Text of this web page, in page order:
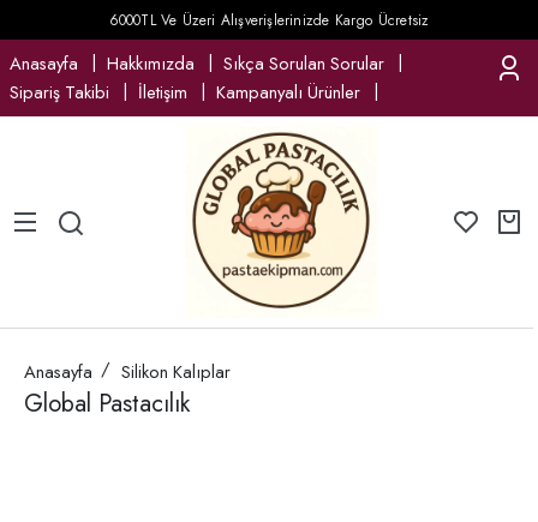
6000TL Ve Üzeri Alışverişlerinizde Kargo Ücretsiz
Anasayfa Hakkımızda
Sıkça Sorulan Sorular
Sipariş Takibi
İletişim Kampanyalı Ürünler
Anasayfa Silikon Kalıplar
Global Pastacılık